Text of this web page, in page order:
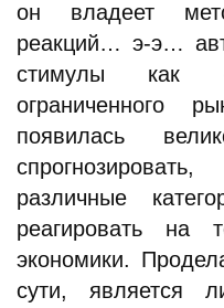
он владеет
реакций… э-э…
стимулы как
ограниченного
появилась
различные
реагировать на
экономики.
сути, является